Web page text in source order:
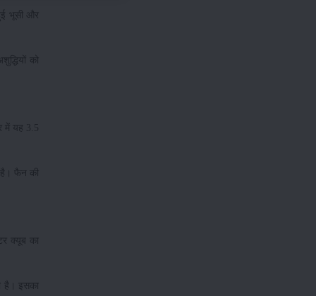
भूसी और
को
में यह 3.5
फैन की
क्यूब का
है। इसका